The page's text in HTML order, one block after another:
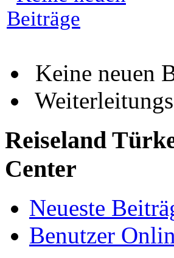
Keine neuen
Reiseland
Center
Neueste
Benutzer